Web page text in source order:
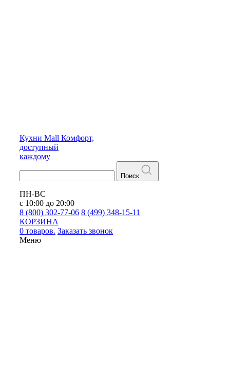
Кухни Mall Комфорт,
доступный
каждому
Поиск
ПН-ВС
с 10:00 до 20:00
8 (800) 302-77-06 8 (499) 348-15-11
КОРЗИНА
0 товаров. Заказать звонок
Меню